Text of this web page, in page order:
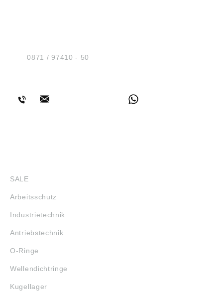
Tel.:0871 / 97410 - 50
SALE
Arbeitsschutz
Industrietechnik
Antriebstechnik
O-Ringe
Wellendichtringe
Kugellager